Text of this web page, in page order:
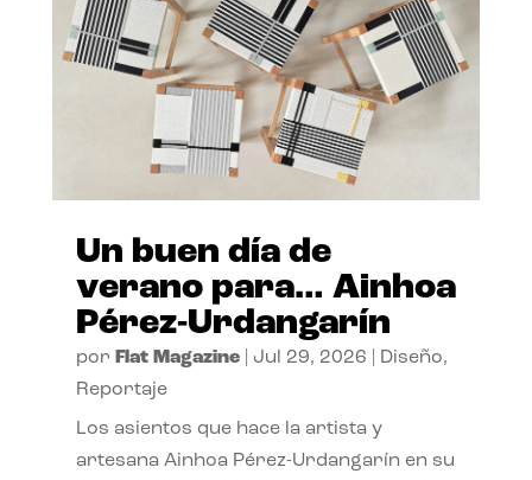
Un buen día de
verano para… Ainhoa
Pérez-Urdangarín
por Flat Magazine| Jul 29, 2026 Diseño,
Reportaje
Los asientos que hace la artista y
artesana Ainhoa Pérez-Urdangarín en su